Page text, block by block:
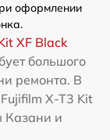
оформлении
XF Black
большого
ремонта. В
X-T3 Kit
Казани и